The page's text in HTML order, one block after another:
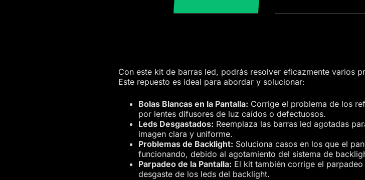
Con este kit de barras led, podrás resolver eficazmente varios
Este repuesto es ideal para abordar y solucionar:
Bolas Blancas en la Pantalla: Corrige el problema de los
por lentes difusores de luz caídos o defectuosos.
Leds Desgastados: Reemplaza las barras led agotadas
imagen clara y uniforme.
Problemas de Backlight: Soluciona casos en los que el
funcionando, debido al agotamiento del sistema de
Parpadeo de la Pantalla: El kit también corrige el
desgaste de los leds del backlight.